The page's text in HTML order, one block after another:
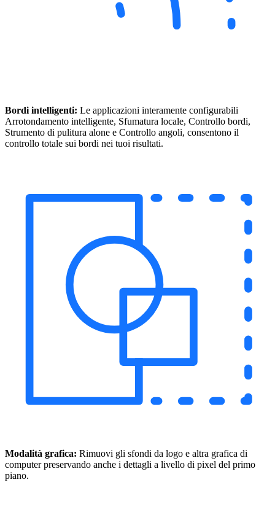
Bordi intelligenti: Le applicazioni interamente configurabili
Arrotondamento intelligente, Sfumatura locale, Controllo bordi,
Strumento di pulitura alone e Controllo angoli, consentono il
controllo totale sui bordi nei tuoi risultati.
Modalità grafica: Rimuovi gli sfondi da logo e altra grafica di
computer preservando anche i dettagli a livello di pixel del primo
piano.